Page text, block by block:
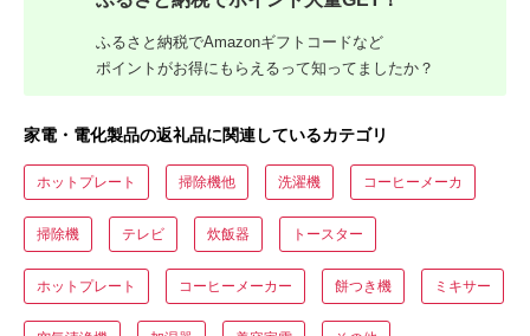
ふるさと納税でAmazonギフトコードなど
ポイントがお得にもらえるって知ってましたか？
家電・電化製品の返礼品に関連しているカテゴリ
ホットプレート 掃除機他 洗濯機 コーヒーメーカ
掃除機 テレビ 炊飯器 トースター
ホットプレート コーヒーメーカー 餅つき機 ミキサー